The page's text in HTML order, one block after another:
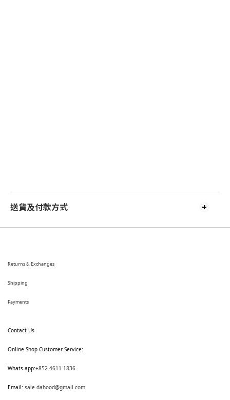
送貨及付款方式
Returns & Exchanges
Shipping
Payments
Contact Us
Online Shop Customer Service:
Whats app:+852 4611 1836
Email: sale.dahood@gmail.com